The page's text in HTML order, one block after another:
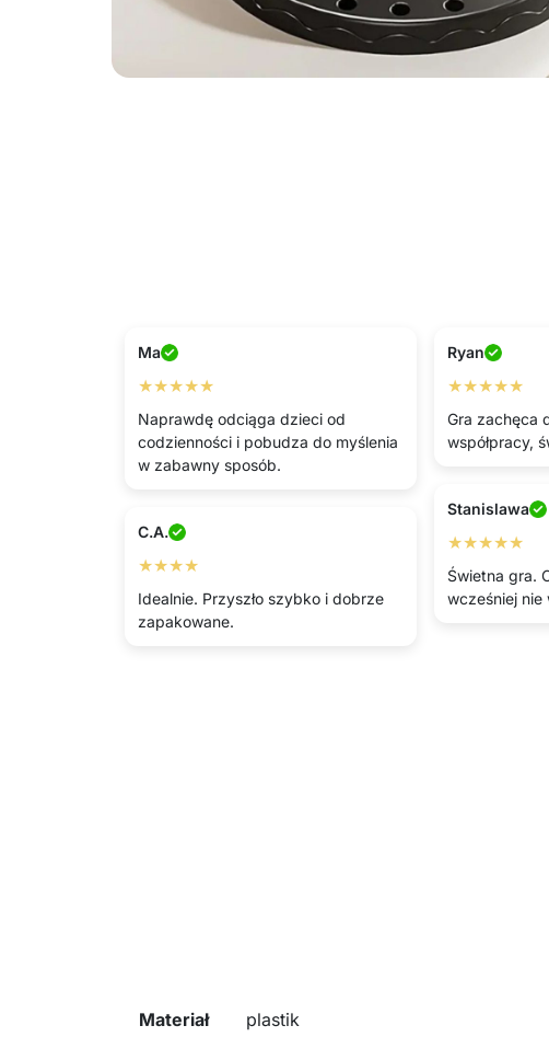
Ma
★★★★★
Naprawdę odciąga dzieci od
codzienności i pobudza do myślenia
w zabawny sposób.
Ryan
★★★★★
Gra zachęca
współpracy,
Stanislawa
★★★★★
Świetna gra.
wcześniej nie
C.A.
★★★★
Idealnie. Przyszło szybko i dobrze
zapakowane.
Materiał plastik